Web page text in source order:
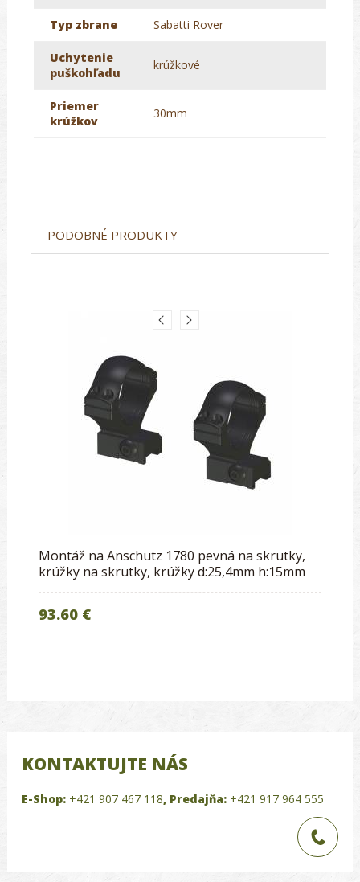
Typ zbrane Sabatti Rover
Uchytenie
puškohľadu
krúžkové
Priemer
krúžkov
30mm
PODOBNÉ PRODUKTY
Montáž na Anschutz 1780 pevná na skrutky,
krúžky na skrutky, krúžky d:25,4mm h:15mm
93.60 €
KONTAKTUJTE NÁS
E-Shop: +421 907 467 118, Predajňa: +421 917 964 555